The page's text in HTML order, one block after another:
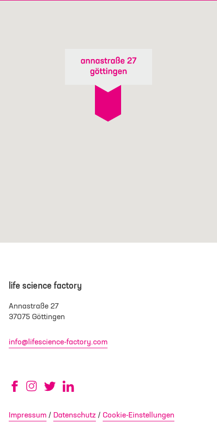
life science factory
Annastraße 27
37075 Göttingen
info@lifescience-factory.com
Impressum Datenschutz Cookie-Einstellungen